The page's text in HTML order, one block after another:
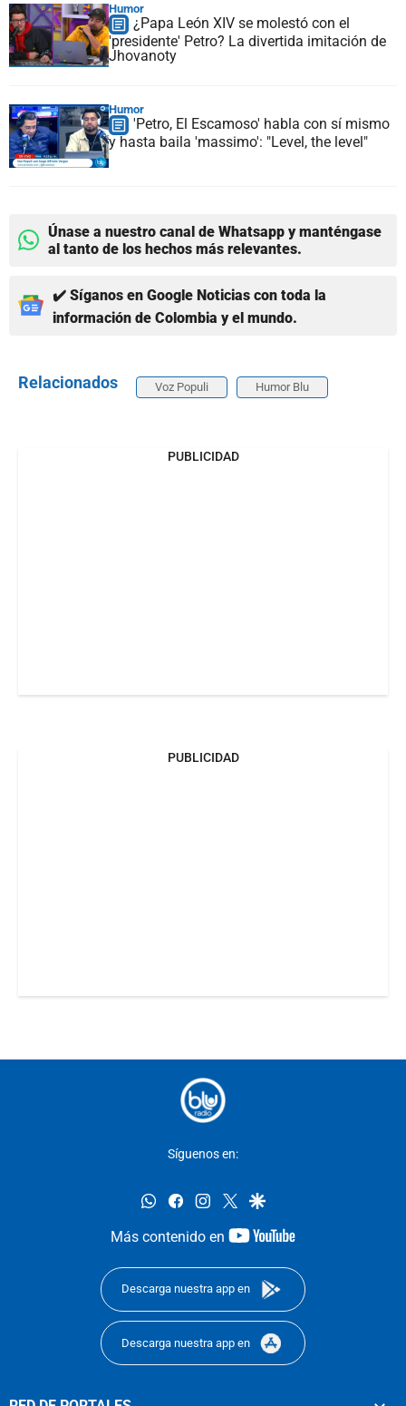
Humor
¿Papa León XIV se molestó con el
'presidente' Petro? La divertida imitación de
Jhovanoty
Humor
'Petro, El Escamoso' habla con sí mismo
y hasta baila 'massimo': "Level, the level"
Únase a nuestro canal de Whatsapp y manténgase
al tanto de los hechos más relevantes.
✔️ Síganos en Google Noticias con toda la
información de Colombia y el mundo.
Relacionados Voz Populi Humor Blu
PUBLICIDAD
PUBLICIDAD
Síguenos en:
whatsappfacebookinstagram
twittergoogle
Más contenido en
youtube-
Descarga nuestra app en
Descarga nuestra app en